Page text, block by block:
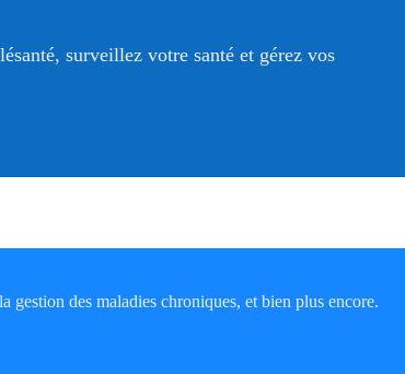
surveillez votre santé et gérez vos
gestion des maladies chroniques, et bien plus encore.